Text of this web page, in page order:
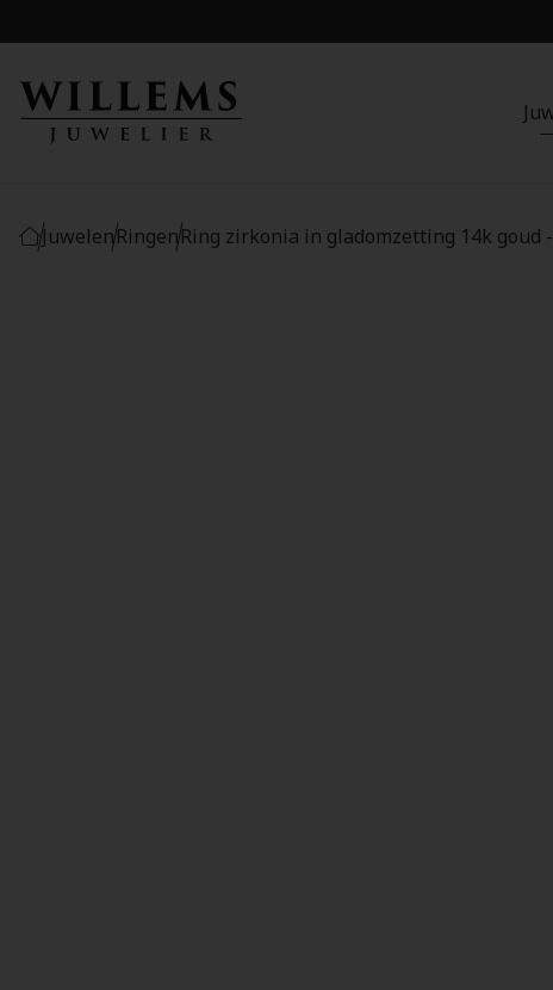
JuwelenRingenRing zirkonia in gladomzetting 14k goud